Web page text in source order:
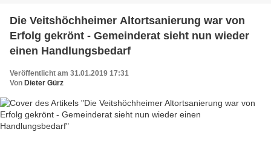
Die Veitshöchheimer Altortsanierung war von
Erfolg gekrönt - Gemeinderat sieht nun wieder
einen Handlungsbedarf
Veröffentlicht am 31.01.2019 17:31
Von Dieter Gürz